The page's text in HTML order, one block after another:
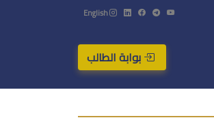
English
بوابة الطالب